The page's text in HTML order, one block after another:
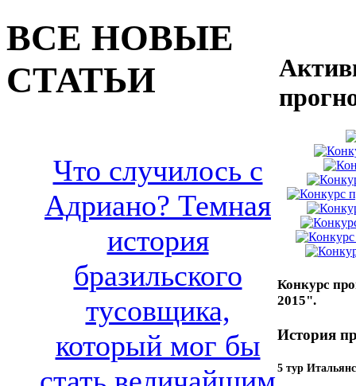
ВСЕ НОВЫЕ
СТАТЬИ
Что случилось с
Адриано? Темная
история
бразильского
тусовщика,
который мог бы
Конкурс
2015".
История
5 тур